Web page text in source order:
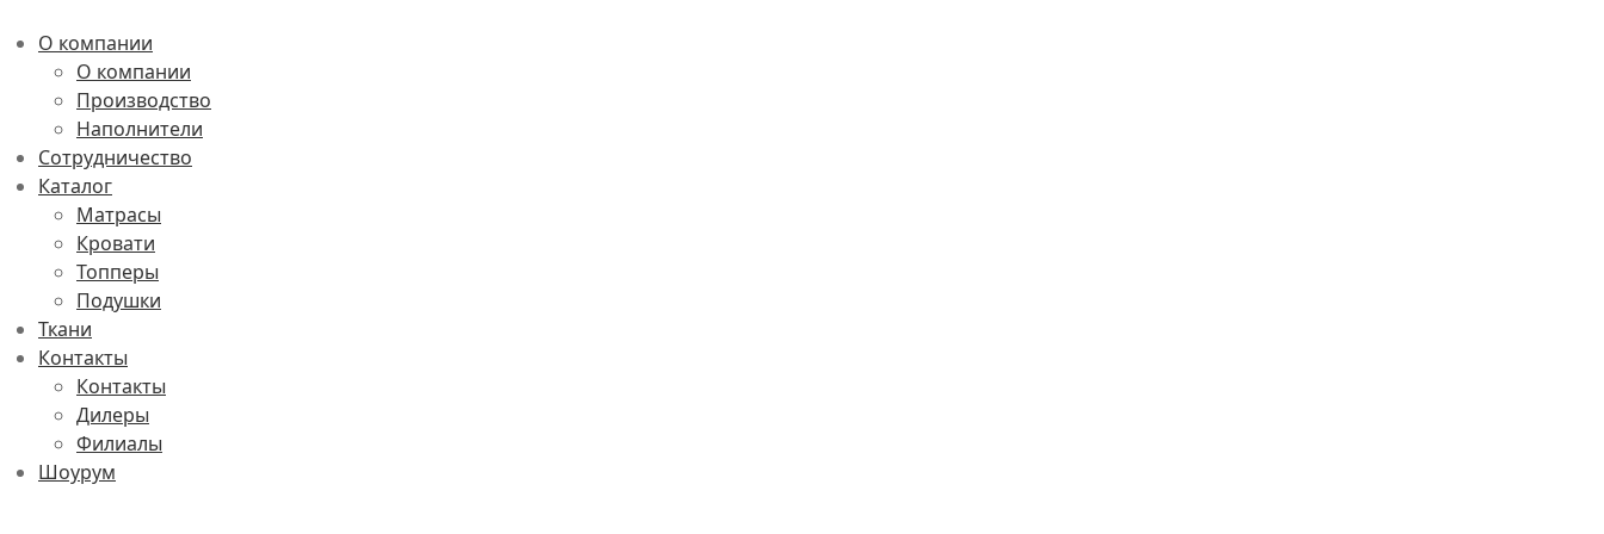
О компании
О компании
Производство
Наполнители
Сотрудничество
Каталог
Матрасы
Кровати
Топперы
Подушки
Ткани
Контакты
Контакты
Дилеры
Филиалы
Шоурум